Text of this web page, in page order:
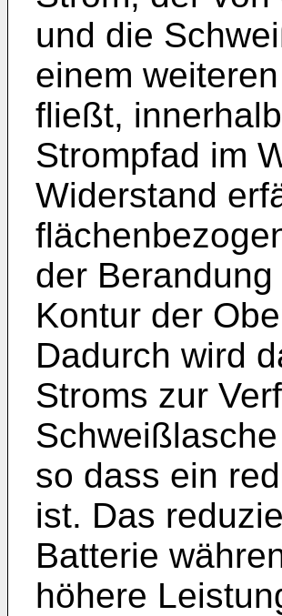
und die
einem
fließt,
Strompfad im
Widerstand
der
Kontur der
Dadurch wird
Stroms zur
so dass ein
ist. Das
Batterie
höhere